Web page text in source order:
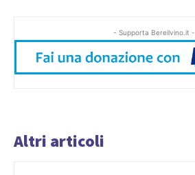
- Supporta Bereilvino.it -
Altri articoli